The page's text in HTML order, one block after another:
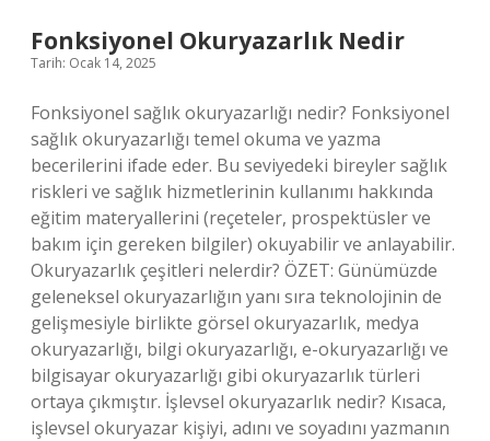
Fonksiyonel Okuryazarlık Nedir
Tarih: Ocak 14, 2025
Fonksiyonel sağlık okuryazarlığı nedir? Fonksiyonel
sağlık okuryazarlığı temel okuma ve yazma
becerilerini ifade eder. Bu seviyedeki bireyler sağlık
riskleri ve sağlık hizmetlerinin kullanımı hakkında
eğitim materyallerini (reçeteler, prospektüsler ve
bakım için gereken bilgiler) okuyabilir ve anlayabilir.
Okuryazarlık çeşitleri nelerdir? ÖZET: Günümüzde
geleneksel okuryazarlığın yanı sıra teknolojinin de
gelişmesiyle birlikte görsel okuryazarlık, medya
okuryazarlığı, bilgi okuryazarlığı, e-okuryazarlığı ve
bilgisayar okuryazarlığı gibi okuryazarlık türleri
ortaya çıkmıştır. İşlevsel okuryazarlık nedir? Kısaca,
işlevsel okuryazar kişiyi, adını ve soyadını yazmanın